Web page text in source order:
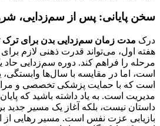
سخن پایانی: پس از سم‌زدایی،
درک مدت زمان سم‌زدایی بدن برای ترک
هفته اول، می‌تواند قدرت ذهنی لازم
مرحله را فراهم کند. دوره سم‌زدایی
است، اما در مقایسه با سال‌ها وابستگی،
است که با حمایت پزشکی تخصصی و
مدیریت است. به یاد داشته باشید که
داستان نیست، بلکه آغاز یک مسیر جدید
بازیابی عزت نفس است. مسیر رهایی از